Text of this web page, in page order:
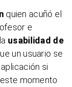
quien acuñó el
e
usabilidad de
un usuario se
si
momento